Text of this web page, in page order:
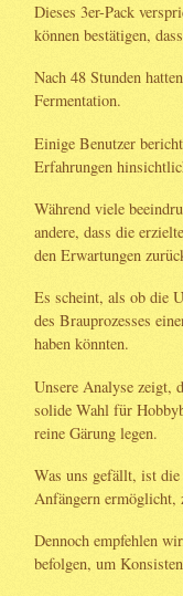
Dieses 3er-Pack
können bestätigen,
Nach 48 Stunden
Fermentation.
Einige Benutzer
Erfahrungen
Während viele
andere, dass die
den Erwartungen
Es scheint, als ob die
des Brauprozesses
haben könnten.
Unsere Analyse zeigt,
solide Wahl für
reine Gärung legen.
Was uns gefällt, ist die
Anfängern ermöglicht,
Dennoch empfehlen
befolgen, um